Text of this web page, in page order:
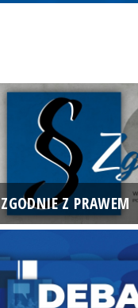
ZGODNIE Z PRAWEM